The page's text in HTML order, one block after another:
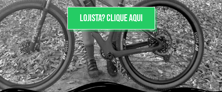
Lojista? Clique aqui